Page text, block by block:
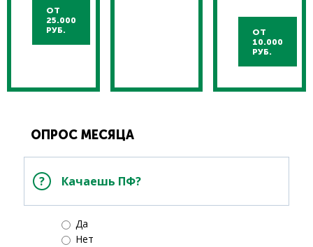
ОТ
25.000
РУБ.
ОТ
10.000
РУБ.
ОПРОС МЕСЯЦА
Качаешь ПФ?
Да
Нет